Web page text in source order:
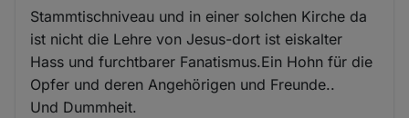
Stammtischniveau und in einer solchen Kirche da
ist nicht die Lehre von Jesus-dort ist eiskalter
Hass und furchtbarer Fanatismus.Ein Hohn für die
Opfer und deren Angehörigen und Freunde..
Und Dummheit.